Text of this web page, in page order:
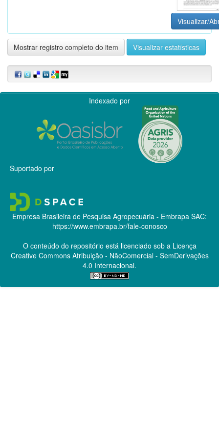
Visualizar/
Mostrar registro completo do item Visualizar estatísticas
Indexado por
Suportado por
Empresa Brasileira de Pesquisa Agropecuária - Embrapa SAC:
https://www.embrapa.br/fale-conosco
O conteúdo do repositório está licenciado sob a Licença
Creative CommonsAtribuição - NãoComercial - SemDerivações
4.0 Internacional.